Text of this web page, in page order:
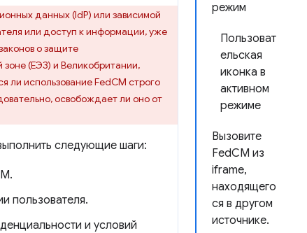
режим
Пользоват
ельская
иконка в
активном
режиме
Вызовите
FedCM из
iframe,
находящего
ся в другом
источнике.
данных (IdP) или зависимой
или доступ к информации, уже
о защите
(ЕЭЗ) и Великобритании,
ли использование FedCM строго
освобождает ли оно от
следующие шаги:
пользователя.
и условий